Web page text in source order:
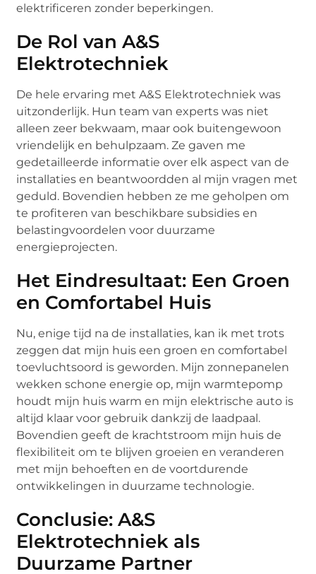
elektrificeren zonder beperkingen.
De Rol van A&S
Elektrotechniek
De hele ervaring met A&S Elektrotechniek was
uitzonderlijk. Hun team van experts was niet
alleen zeer bekwaam, maar ook buitengewoon
vriendelijk en behulpzaam. Ze gaven me
gedetailleerde informatie over elk aspect van de
installaties en beantwoordden al mijn vragen met
geduld. Bovendien hebben ze me geholpen om
te profiteren van beschikbare subsidies en
belastingvoordelen voor duurzame
energieprojecten.
Het Eindresultaat: Een Groen
en Comfortabel Huis
Nu, enige tijd na de installaties, kan ik met trots
zeggen dat mijn huis een groen en comfortabel
toevluchtsoord is geworden. Mijn zonnepanelen
wekken schone energie op, mijn warmtepomp
houdt mijn huis warm en mijn elektrische auto is
altijd klaar voor gebruik dankzij de laadpaal.
Bovendien geeft de krachtstroom mijn huis de
flexibiliteit om te blijven groeien en veranderen
met mijn behoeften en de voortdurende
ontwikkelingen in duurzame technologie.
Conclusie: A&S
Elektrotechniek als
Duurzame Partner